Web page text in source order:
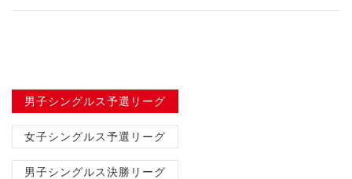
男子シングルス予選リーグ
女子シングルス予選リーグ
男子シングルス決勝リーグ